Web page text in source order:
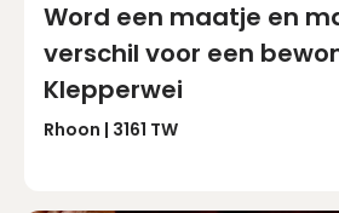
Word een maatje en
verschil voor een
Klepperwei
Rhoon | 3161 TW